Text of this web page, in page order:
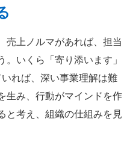
売上ノルマがあれば、担当
いくら「寄り添います」
れば、深い事業理解は難
生み、行動がマインドを作
と考え、組織の仕組みを見